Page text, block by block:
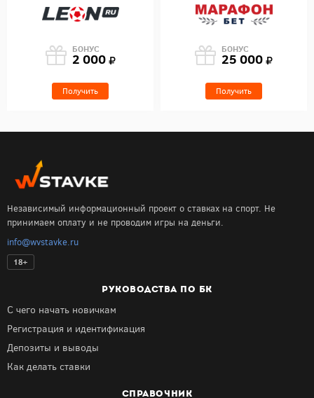
БОНУС
2 000
Получить
БОНУС
25 000
Получить
Независимый информационный проект о ставках на спорт. Не
принимаем оплату и не проводим игры на деньги.
info@wvstavke.ru
18+
РУКОВОДСТВА ПО БК
С чего начать новичкам
Регистрация и идентификация
Депозиты и выводы
Как делать ставки
СПРАВОЧНИК